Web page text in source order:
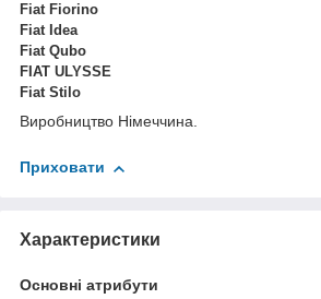
Fiat Fiorino
Fiat Idea
Fiat Qubo
FIAT ULYSSE
Fiat Stilo
Виробництво Німеччина.
Приховати
Характеристики
Основні атрибути